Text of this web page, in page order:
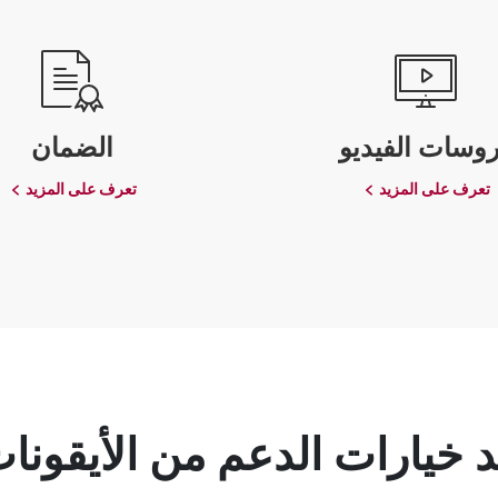
الفيديو
تعرف على المزيد
الضمان
تعرف على المزيد
خيارات الدعم من